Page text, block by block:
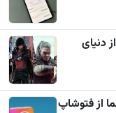
در سال 2026: فرار از دنیای
از فتوشاپ